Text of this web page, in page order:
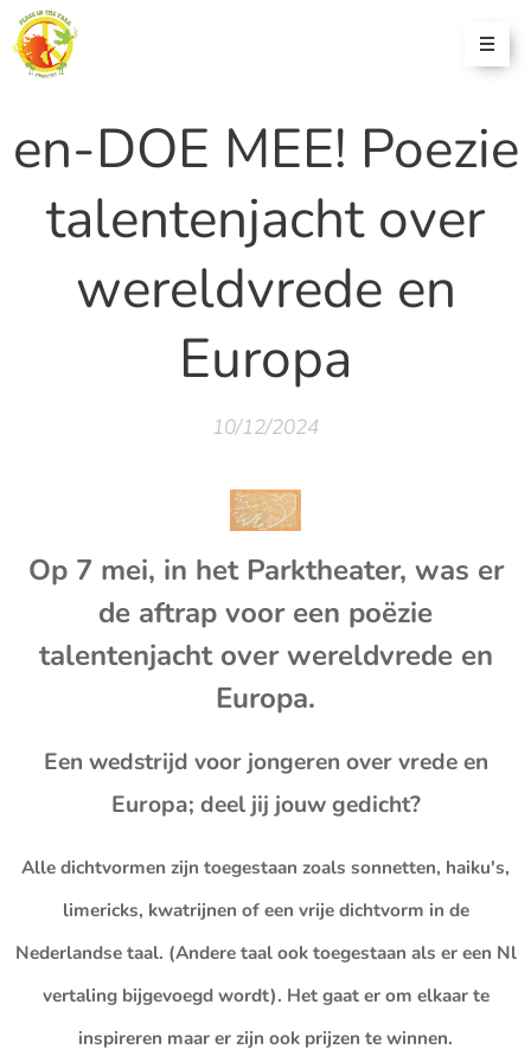
en-DOE MEE! Poezie
talentenjacht over
wereldvrede en
Europa
10/12/2024
Op 7 mei, in het Parktheater, was er
de aftrap voor een poëzie
talentenjacht over wereldvrede en
Europa.
Een wedstrijd voor jongeren over vrede en
Europa; deel jij jouw gedicht?
Alle dichtvormen zijn toegestaan zoals sonnetten, haiku's,
limericks, kwatrijnen of een vrije dichtvorm in de
Nederlandse taal. (Andere taal ook toegestaan als er een Nl
vertaling bijgevoegd wordt). Het gaat er om elkaar te
inspireren maar er zijn ook prijzen te winnen.